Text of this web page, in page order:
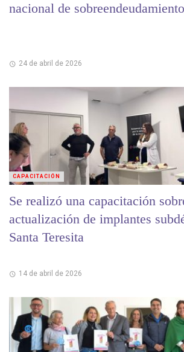
nacional de
24 de abril de 2026
Se realizó una capacitación
actualización de implantes
Santa Teresita
14 de abril de 2026
CAPACITACIÓN